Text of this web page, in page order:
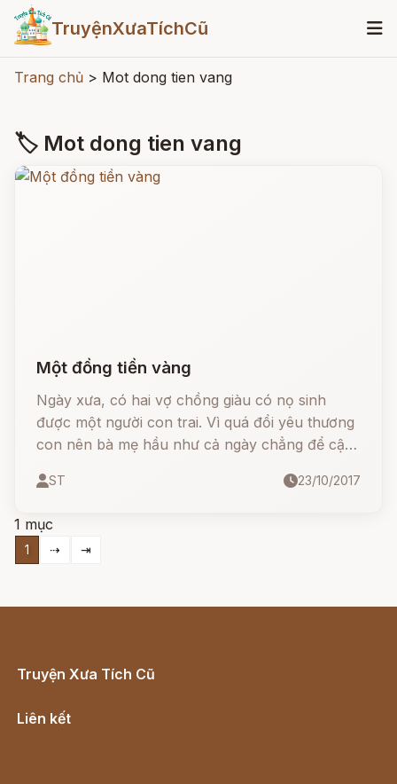
TruyệnXưaTíchCũ
Trang chủ > Mot dong tien vang
🏷 Mot dong tien vang
Một đồng tiền vàng
Ngày xưa, có hai vợ chồng giàu có nọ sinh
được một người con trai. Vì quá đổi yêu thương
con nên bà mẹ hầu như cả ngày chẳng để cậu
nên lười ơi là lười, đến nỗi một đồng xu cũng
ST 23/10/2017
1 mục
1 ⇢ ⇥
Truyện Xưa Tích Cũ
Liên kết